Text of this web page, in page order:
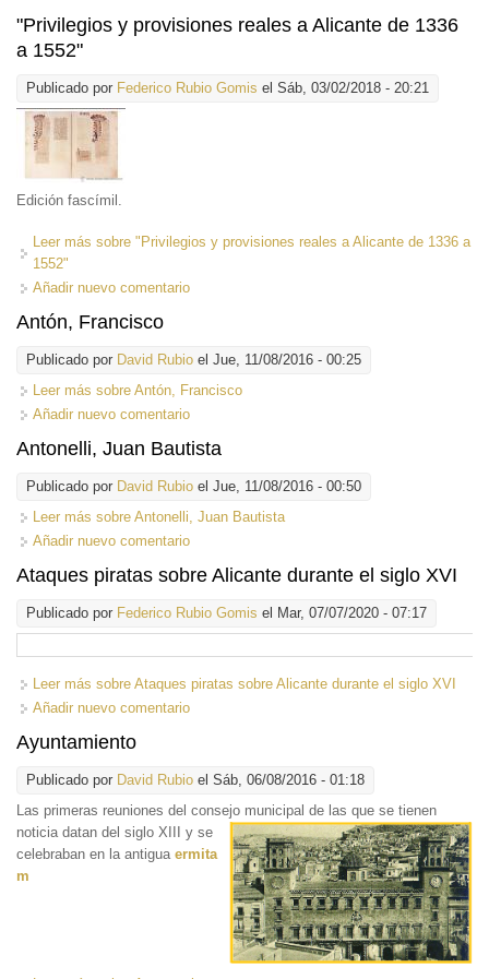
"Privilegios y provisiones reales a Alicante de 1336
a 1552"
Publicado por Federico Rubio Gomis el Sáb, 03/02/2018 - 20:21
Edición fascímil.
Leer más sobre "Privilegios y provisiones reales a Alicante de 1336 a
1552"
Añadir nuevo comentario
Antón, Francisco
Publicado por David Rubio el Jue, 11/08/2016 - 00:25
Leer más sobre Antón, Francisco
Añadir nuevo comentario
Antonelli, Juan Bautista
Publicado por David Rubio el Jue, 11/08/2016 - 00:50
Leer más sobre Antonelli, Juan Bautista
Añadir nuevo comentario
Ataques piratas sobre Alicante durante el siglo XVI
Publicado por Federico Rubio Gomis el Mar, 07/07/2020 - 07:17
Leer más sobre Ataques piratas sobre Alicante durante el siglo XVI
Añadir nuevo comentario
Ayuntamiento
Publicado por David Rubio el Sáb, 06/08/2016 - 01:18
Las primeras reuniones del consejo municipal de las que se tienen
noticia datan del siglo XIII y se
celebraban en la antigua ermita
m